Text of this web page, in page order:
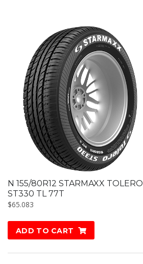
N 155/80R12 STARMAXX TOLERO
ST330 TL 77T
$65.083
ADD TO CART